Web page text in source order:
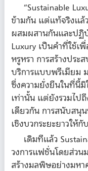
“Sustainable
ข้ามกัน แต่แท้จริงแล้
ผสมผสานกันและปฏิ
Luxury เป็นคำที่ใช้เ
หรูหรา การสร้างปร
บริการแบบพรีเมียม
ซึ่งความยั่งยืนในที่นี้
เท่านั้น แต่ยังรวมไป
เดียวกัน การสนับสนุ
เชิงบวกระยะยาวให้
เดิมทีแล้ว
วงการแฟชั่นโดยส่ว
สร้างมลพิษอย่างมห